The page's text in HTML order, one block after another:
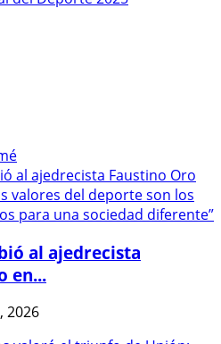
al ajedrecista
en...
2026